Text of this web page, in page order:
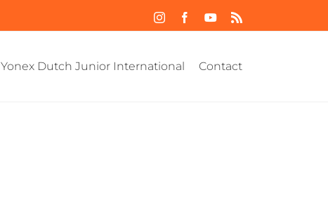
InstagramFacebookYouTube
Yonex Dutch Junior International Contact